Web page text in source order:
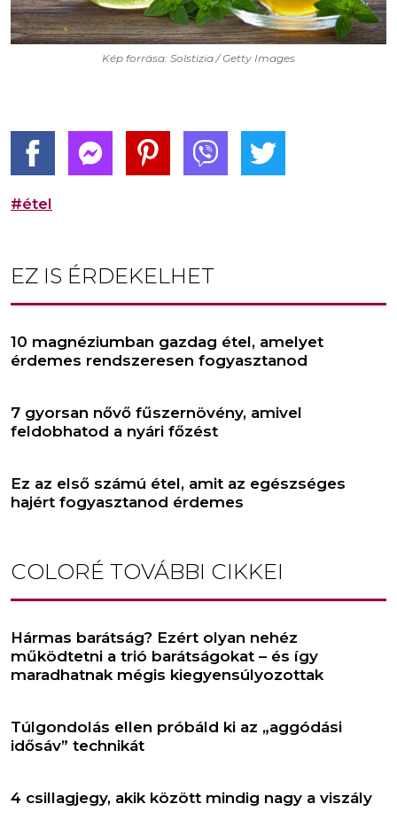
Kép forrása: Solstizia / Getty Images
#étel
EZ IS ÉRDEKELHET
10 magnéziumban gazdag étel, amelyet
érdemes rendszeresen fogyasztanod
7 gyorsan nővő fűszernövény, amivel
feldobhatod a nyári főzést
Ez az első számú étel, amit az egészséges
hajért fogyasztanod érdemes
COLORÉ TOVÁBBI CIKKEI
Hármas barátság? Ezért olyan nehéz
működtetni a trió barátságokat – és így
maradhatnak mégis kiegyensúlyozottak
Túlgondolás ellen próbáld ki az „aggódási
idősáv” technikát
4 csillagjegy, akik között mindig nagy a viszály